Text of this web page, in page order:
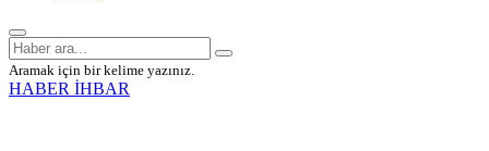
Aramak için bir kelime yazınız.
HABER İHBAR